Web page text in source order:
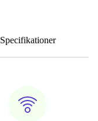
Specifikationer